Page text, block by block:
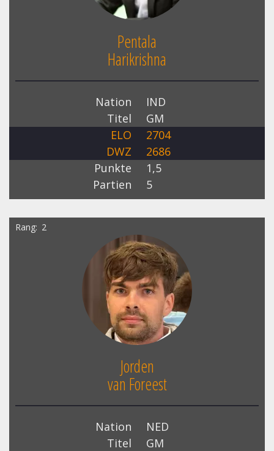
Pentala
Harikrishna
Nation
IND
Titel
GM
ELO
2704
DWZ
2686
Punkte
1,5
Partien
5
Rang 2
Jorden
van Foreest
Nation
NED
Titel
GM